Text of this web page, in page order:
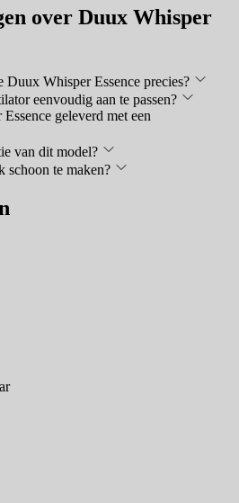
over Duux Whisper
Duux Whisper Essence precies?
eenvoudig aan te passen?
geleverd met een
van dit model?
schoon te maken?